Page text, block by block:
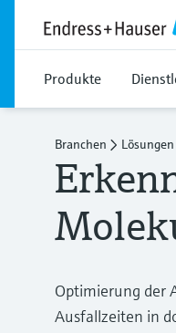
Produkte
Branchen Lösungen
Optimierung der
Ausfallzeiten in